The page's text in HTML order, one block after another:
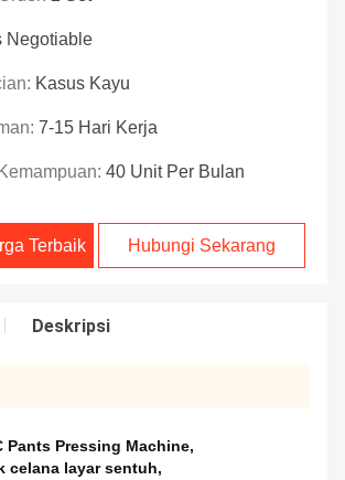
Negotiable
Kasus Kayu
7-15 Hari Kerja
40 Unit Per Bulan
Terbaik Hubungi Sekarang
Deskripsi
Pants Pressing Machine,
celana layar sentuh,